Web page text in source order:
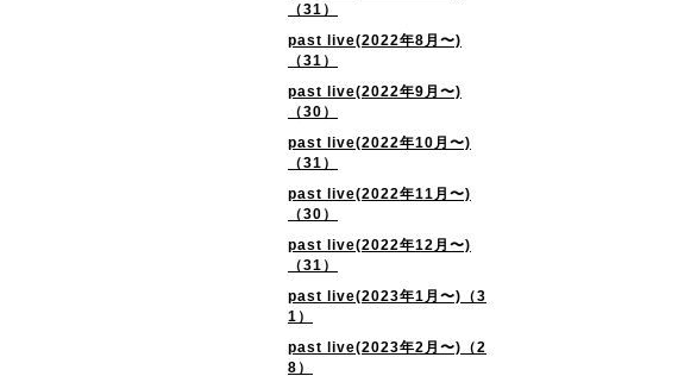
（31）
past live(2022年8月〜)
（31）
past live(2022年9月〜)
（30）
past live(2022年10月〜)
（31）
past live(2022年11月〜)
（30）
past live(2022年12月〜)
（31）
past live(2023年1月〜)（3
1）
past live(2023年2月〜)（2
8）